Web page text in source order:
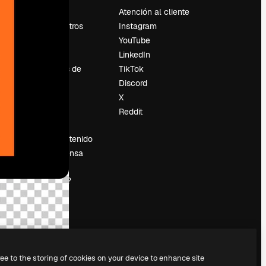
Sobre nosotros
Tendencias de
Vender contenido
Sala de prensa
magnific.ai?
Atención al cliente
Instagram
YouTube
LinkedIn
TikTok
Discord
X
Reddit
to the storing of cookies on your device to enhance site